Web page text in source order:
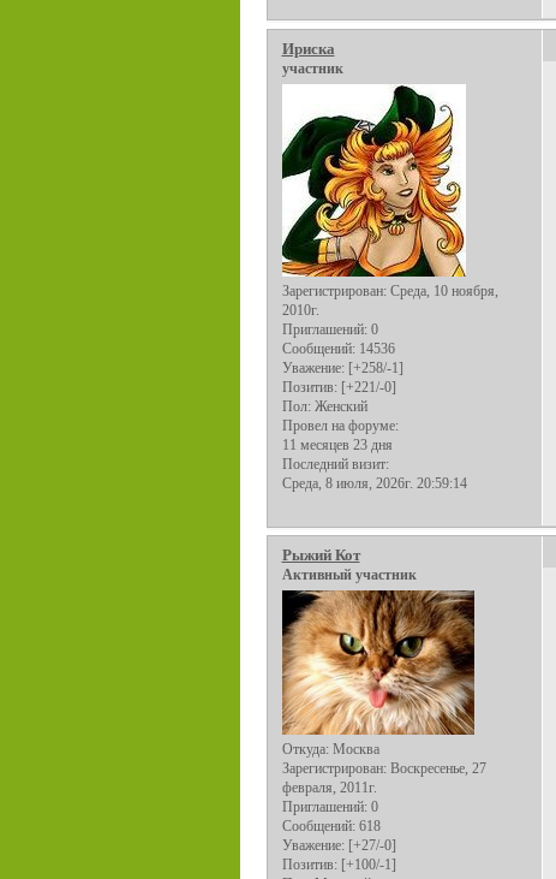
Ириска
участник
Зарегистрирован: Среда, 10 ноября,
2010г.
Приглашений: 0
Сообщений: 14536
Уважение: [+258/-1]
Позитив: [+221/-0]
Пол: Женский
Провел на форуме:
11 месяцев 23 дня
Последний визит:
Среда, 8 июля, 2026г. 20:59:14
Рыжий Кот
Активный участник
Откуда:Москва
Зарегистрирован: Воскресенье, 27
февраля, 2011г.
Приглашений:0
Сообщений:618
Уважение: [+27/-0]
Позитив: [+100/-1]